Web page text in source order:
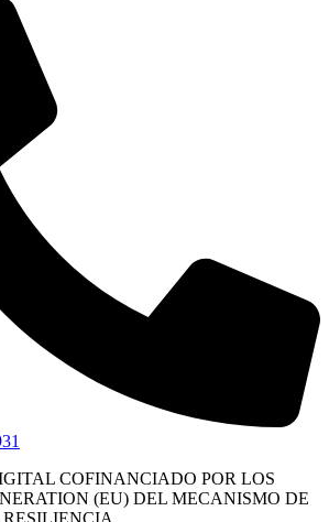
COFINANCIADO POR LOS
(EU) DEL MECANISMO DE